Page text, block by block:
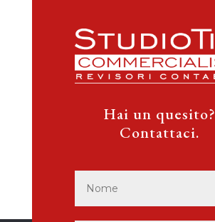
Hai un quesito?
Contattaci.